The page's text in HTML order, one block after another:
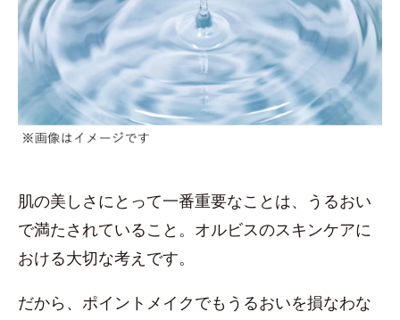
肌の美しさにとって一番重要なことは、うるおい
で満たされていること。オルビスのスキンケアに
おける大切な考えです。
だから、ポイントメイクでもうるおいを損なわな